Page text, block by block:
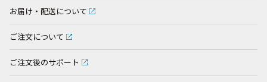
お届け・配送について
ご注文について
ご注文後のサポート